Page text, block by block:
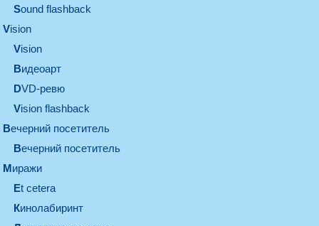
Sound flashback
vision
vision
видеоарт
DVD-ревю
Vision flashback
вечерний посетитель
вечерний посетитель
миражи
et cetera
кинолабиринт